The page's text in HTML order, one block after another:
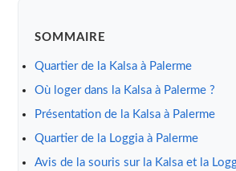
SOMMAIRE
Quartier de la Kalsa à Palerme
Où loger dans la Kalsa à Palerme ?
Présentation de la Kalsa à Palerme
Quartier de la Loggia à Palerme
Avis de la souris sur la Kalsa et la